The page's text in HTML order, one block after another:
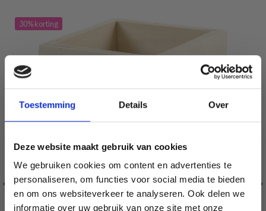
Toestemming Details Over
Deze website maakt gebruik van cookies
We gebruiken cookies om content en advertenties te
personaliseren, om functies voor social media te bieden
en om ons websiteverkeer te analyseren. Ook delen we
informatie over uw gebruik van onze site met onze
30% korting